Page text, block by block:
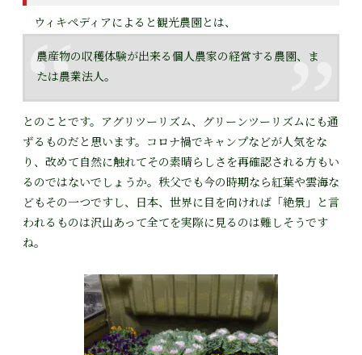
ウィキペディアによると観光農園とは、
農産物の収穫体験が出来る個人農家の経営する農園、ま
たは農業法人。
とのことです。アグリツーリズム、グリーンツーリズムにも通
ずるものだと思います。コロナ禍でキャンプなどが人気をな
り、改めて自然に触れてその素晴らしさを再確認される方もい
るのではないでしょうか。秩父でも今の時期なら紅葉や雲海な
どもその一つですし、日本、世界に目を向ければ「絶景」と言
われるものは沢山あって全てを実際に見るのは難しそうです
ね。